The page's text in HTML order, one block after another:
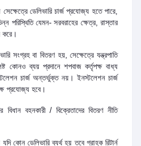
ডেলিভারি চার্জ প্রযোজ্য হতে পারে,
পরিস্থিতি যেমন- সরবরাহের ক্ষেত্র, রাস্তার
করে।
সংগ্রহ বা বিতরণ হয়, সেক্ষেত্রে যন্ত্রপাতি
কোনও ব্যয় প্রদানে শপবাজ কর্তৃপক্ষ বাধ্য
চার্জ অন্তর্ভুক্ত নয়। ইনস্টলেশন চার্জ
প্রযোজ্য হবে।
বিধান বহনকারী / বিক্রেতাদের বিতরণ নীতি
কোন ডেলিভারি ব্যর্থ হয় তবে গ্রাহক রিটার্ন